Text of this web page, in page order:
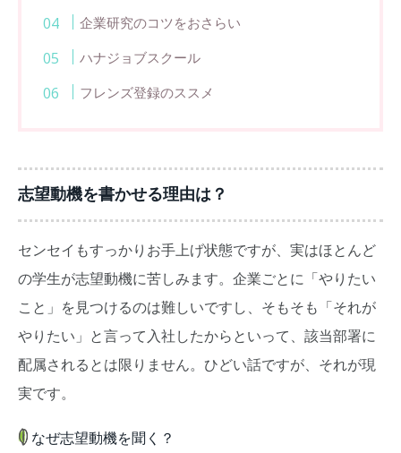
企業研究のコツをおさらい
ハナジョブスクール
フレンズ登録のススメ
志望動機を書かせる理由は？
センセイもすっかりお手上げ状態ですが、実はほとんど
の学生が志望動機に苦しみます。企業ごとに「やりたい
こと」を見つけるのは難しいですし、そもそも「それが
やりたい」と言って入社したからといって、該当部署に
配属されるとは限りません。ひどい話ですが、それが現
実です。
なぜ志望動機を聞く？